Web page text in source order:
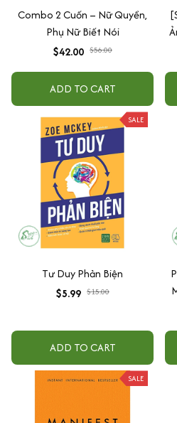
Combo 2 Cuốn – Nữ Quyền,
Phụ Nữ Biết Nói
$42.00 $56.00
ADD TO CART
SALE
Tư Duy Phản Biện
$5.99 $15.00
ADD TO CART
SALE